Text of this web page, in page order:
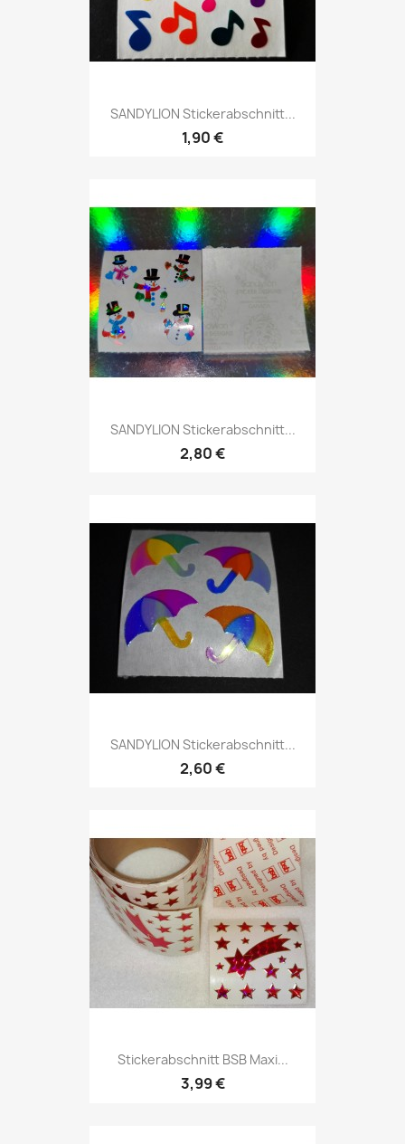
SANDYLION Stickerabschnitt...
1,90 €
SANDYLION Stickerabschnitt...
2,80 €
SANDYLION Stickerabschnitt...
2,60 €
Stickerabschnitt BSB Maxi...
3,99 €